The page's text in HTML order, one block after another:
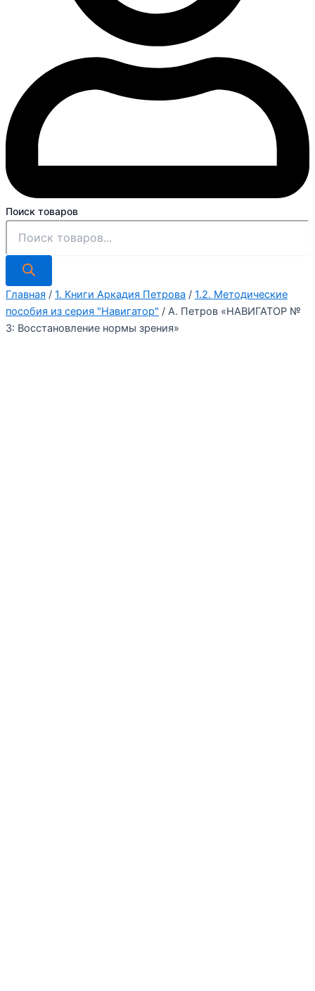
Поиск товаров
Главная / 1. Книги Аркадия Петрова / 1.2. Методические
пособия из серия "Навигатор" / А. Петров «НАВИГАТОР №
3: Восстановление нормы зрения»